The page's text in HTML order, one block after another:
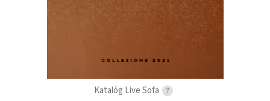
Katalóg Live Sofa ?